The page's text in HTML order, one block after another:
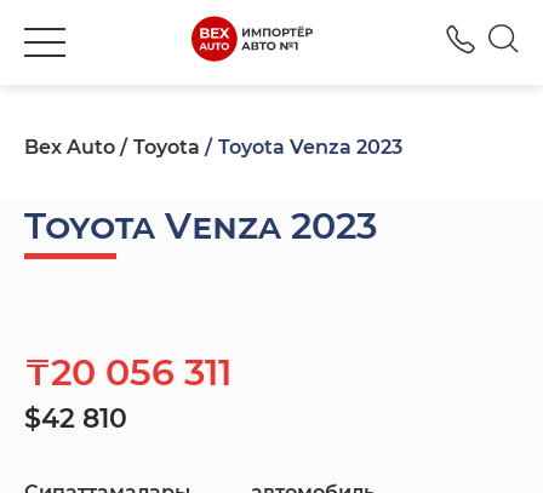
Bex Auto Toyota Toyota Venza 2023
Toyota Venza 2023
₸20 056 311
$42 810